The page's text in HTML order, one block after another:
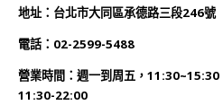
地址： 台北市大同區承德路三段246號
電話：02-2599-5488
營業時間：週一到周五，
11:30-22:00